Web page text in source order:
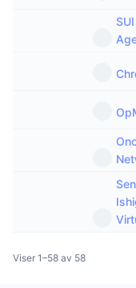
Viser 1–58 av 58